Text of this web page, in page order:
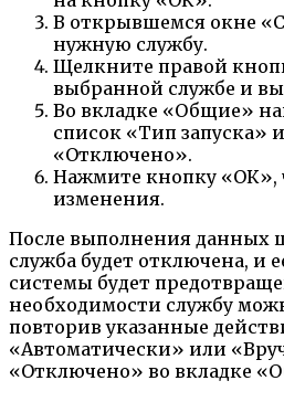
В открывшемся окне
нужную службу.
Щелкните правой
выбранной службе и
Во вкладке «Общие»
список «Тип запуска»
«Отключено».
Нажмите кнопку «ОК»,
изменения.
После выполнения данных
служба будет отключена, и
системы будет
необходимости службу
повторив указанные
«Автоматически» или
«Отключено» во вкладке